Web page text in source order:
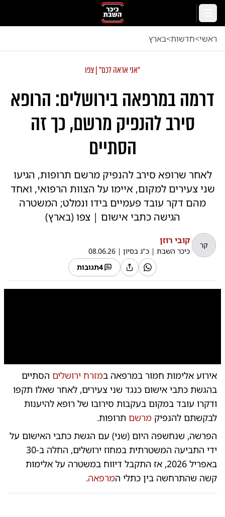
דלג לתוכן הראשי
ראשי<חדשות<בארץ
"אני אראה לכם" | צפו
דרמה במרפאה בירושלים: הרופא
סירב להנפיק מרשם, כך זה
הסתיים
לאחר שרופא סירב להנפיק מרשם תרופות, הגיעו
שני צעירים למקום, איימו על הצוות הרפואי, ואחד
מהם דקר עובד פעמיים בידו ונמלט; המשטרה
הגישה כתבי אישום | צפו (בארץ)
קר קובי רוזן
כיכר השבת | כ"ג בסיון |
08.06.26
4תגובות
אירוע אלימות חמור במרפאה במזרח ירושלים הסתיים
בהגשת כתבי אישום כנגד שני צעירים, לאחר שאלו תקפו
ודקרו עובד במקום בעקבות סירובו של רופא להיענות
לבקשתם להנפיק מרשם תרופות.
הפרשה, שנחשפה היום (שני) עם הגשת כתבי האישום על
ידי התביעה המשטרתית במחוז ירושלים, החלה ב-30
באפריל 2026, אז התקבל דיווח במשטרה על אלימות
קשה שהתרחשה בין כתלי המרפאה.